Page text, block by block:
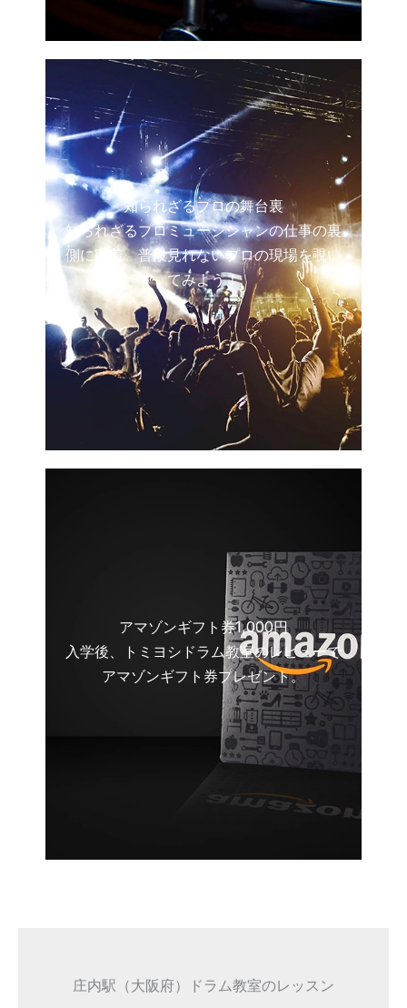
知られざるプロの舞台裏
知られざるプロミュージシャンの仕事の裏
側に密着。普段見れないプロの現場を覗い
てみよう！
アマゾンギフト券1,000円
入学後、トミヨシドラム教室のレビューで
アマゾンギフト券プレゼント。
庄内駅（大阪府）ドラム教室のレッスン